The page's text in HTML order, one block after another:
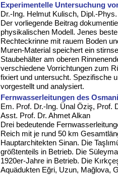
Experimentelle Untersuchung
Dr.-Ing. Helmut Kulisch, Dipl.-
Der vorliegende Beitrag
physikalischen Modell. Jenes
Rechteckrinne mit rauem Boden
Muren-Material speichert ein
Staubehälter am oberen
verschiedene Vorrichtungen zum
fixiert und untersucht. Spezifische
vorgestellt und analysiert.
Fernwasserleitungen des
Em. Prof. Dr.-Ing. Ünal Öziş, Prof.
Asst. Prof. Dr. Ahmet Alkan
Drei bedeutende
Reich mit je rund 50 km
Hauptarchitekten Sinan. Die
größtenteils in Betrieb. Die
1920er-Jahre in Betrieb. Die
Aquädukten Eğri, Uzun, Mağlova,